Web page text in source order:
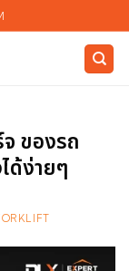
ของรถ
ด้ง่ายๆ